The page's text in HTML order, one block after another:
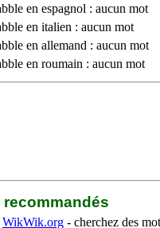
en espagnol : aucun mot
en italien : aucun mot
en allemand : aucun mot
en roumain : aucun mot
recommandés
WikWik.org - cherchez des